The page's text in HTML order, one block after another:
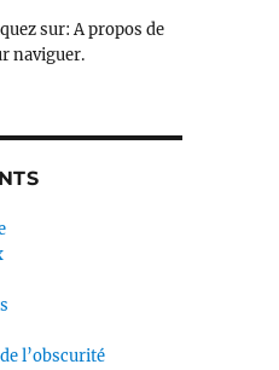
sur: A propos de
naviguer.
l’obscurité